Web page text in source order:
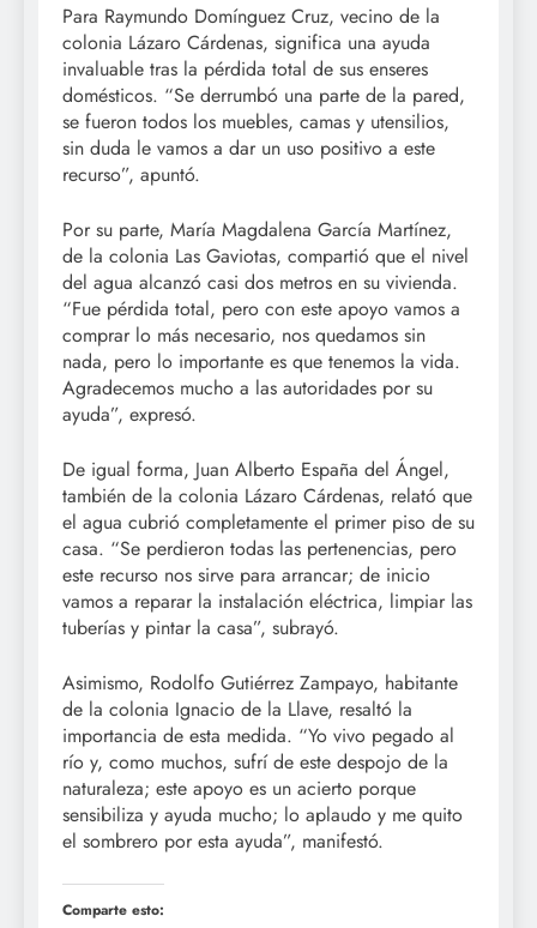
Para Raymundo Domínguez Cruz, vecino de la
colonia Lázaro Cárdenas, significa una ayuda
invaluable tras la pérdida total de sus enseres
domésticos. “Se derrumbó una parte de la pared,
se fueron todos los muebles, camas y utensilios,
sin duda le vamos a dar un uso positivo a este
recurso”, apuntó.
Por su parte, María Magdalena García Martínez,
de la colonia Las Gaviotas, compartió que el nivel
del agua alcanzó casi dos metros en su vivienda.
“Fue pérdida total, pero con este apoyo vamos a
comprar lo más necesario, nos quedamos sin
nada, pero lo importante es que tenemos la vida.
Agradecemos mucho a las autoridades por su
ayuda”, expresó.
De igual forma, Juan Alberto España del Ángel,
también de la colonia Lázaro Cárdenas, relató que
el agua cubrió completamente el primer piso de su
casa. “Se perdieron todas las pertenencias, pero
este recurso nos sirve para arrancar; de inicio
vamos a reparar la instalación eléctrica, limpiar las
tuberías y pintar la casa”, subrayó.
Asimismo, Rodolfo Gutiérrez Zampayo, habitante
de la colonia Ignacio de la Llave, resaltó la
importancia de esta medida. “Yo vivo pegado al
río y, como muchos, sufrí de este despojo de la
naturaleza; este apoyo es un acierto porque
sensibiliza y ayuda mucho; lo aplaudo y me quito
el sombrero por esta ayuda”, manifestó.
Comparte esto: